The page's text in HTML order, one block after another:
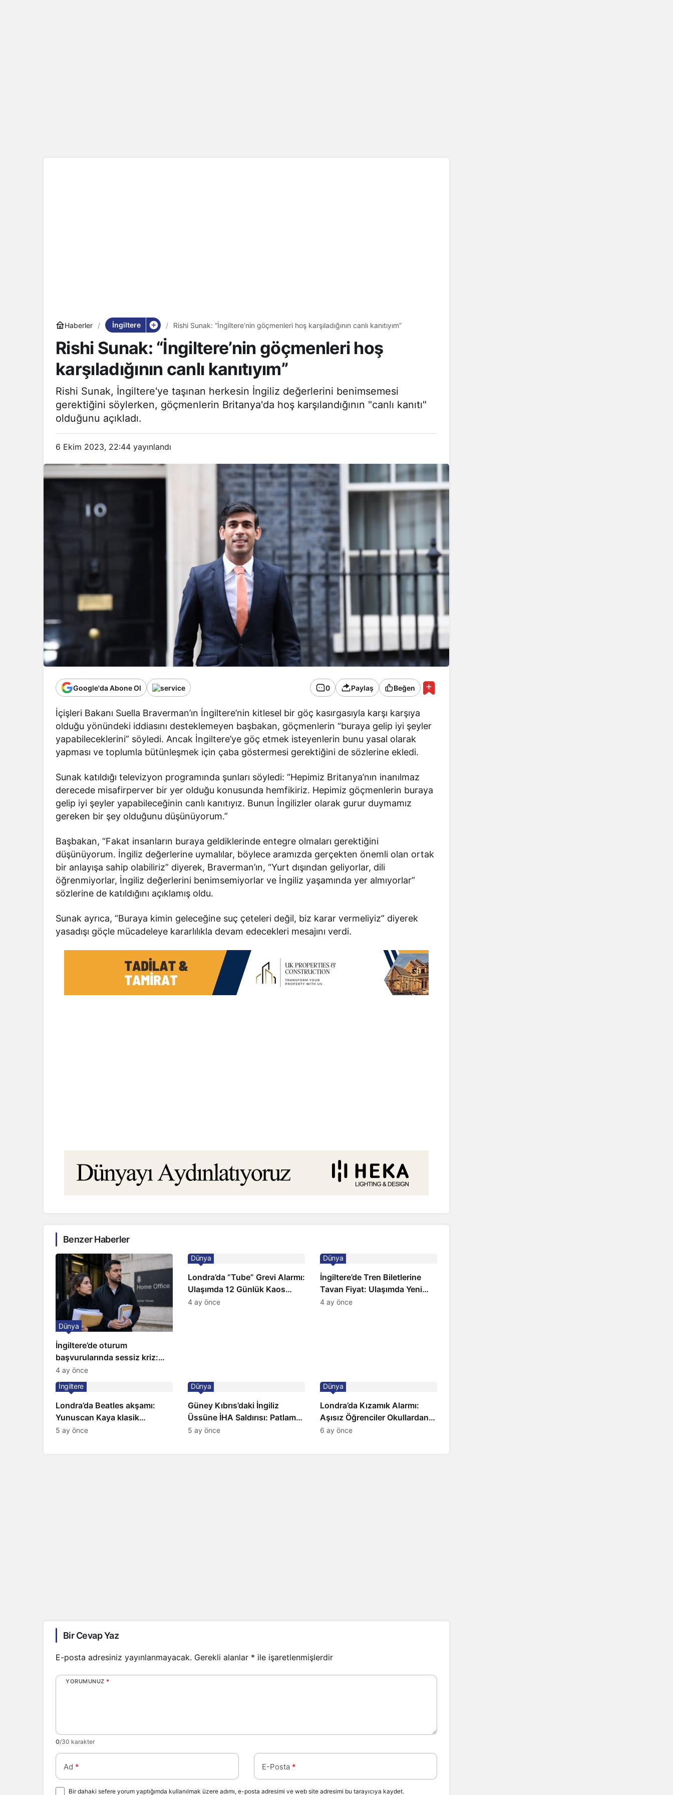
Haberler İngiltere Rishi Sunak: “İngiltere’nin göçmenleri hoş karşıladığının canlı kanıtıyım”
Rishi Sunak: “İngiltere’nin göçmenleri hoş
karşıladığının canlı kanıtıyım”
Rishi Sunak, İngiltere'ye taşınan herkesin İngiliz değerlerini benimsemesi
gerektiğini söylerken, göçmenlerin Britanya'da hoş karşılandığının "canlı kanıtı"
olduğunu açıkladı.
6 Ekim 2023, 22:44 yayınlandı
Google'da Abone Ol 0 Paylaş Beğen
İçişleri Bakanı Suella Braverman’ın İngiltere’nin kitlesel bir göç kasırgasıyla karşı karşıya
olduğu yönündeki iddiasını desteklemeyen başbakan, göçmenlerin “buraya gelip iyi şeyler
yapabileceklerini” söyledi. Ancak İngiltere’ye göç etmek isteyenlerin bunu yasal olarak
yapması ve toplumla bütünleşmek için çaba göstermesi gerektiğini de sözlerine ekledi.
Sunak katıldığı televizyon programında şunları söyledi: “Hepimiz Britanya’nın inanılmaz
derecede misafirperver bir yer olduğu konusunda hemfikiriz. Hepimiz göçmenlerin buraya
gelip iyi şeyler yapabileceğinin canlı kanıtıyız. Bunun İngilizler olarak gurur duymamız
gereken bir şey olduğunu düşünüyorum.”
Başbakan, “Fakat insanların buraya geldiklerinde entegre olmaları gerektiğini
düşünüyorum. İngiliz değerlerine uymalılar, böylece aramızda gerçekten önemli olan ortak
bir anlayışa sahip olabiliriz” diyerek, Braverman’ın, “Yurt dışından geliyorlar, dili
öğrenmiyorlar, İngiliz değerlerini benimsemiyorlar ve İngiliz yaşamında yer almıyorlar”
sözlerine de katıldığını açıklamış oldu.
Sunak ayrıca, “Buraya kimin geleceğine suç çeteleri değil, biz karar vermeliyiz” diyerek
yasadışı göçle mücadeleye kararlılıkla devam edecekleri mesajını verdi.
Benzer Haberler
İngiltere’de oturum
başvurularında sessiz kriz:
Büyükelçilikten açıklama!
Dünya
4 ay önce
Londra’da “Tube” Grevi Alarmı:
Ulaşımda 12 Günlük Kaos
Kapıda
Dünya
4 ay önce
İngiltere’de Tren Biletlerine
Tavan Fiyat: Ulaşımda Yeni
Düzenleme
Dünya
4 ay önce
Londra’da Beatles akşamı:
Yunuscan Kaya klasik
yorumuyla sahnede
İngiltere
5 ay önce
Güney Kıbrıs’daki İngiliz
Üssüne İHA Saldırısı: Patlama,
Sirenler ve Alarm Durumu
Dünya
5 ay önce
Londra’da Kızamık Alarmı:
Aşısız Öğrenciler Okullardan
Uzaklaştırılacak
Dünya
6 ay önce
Bir Cevap Yaz
E-posta adresiniz yayınlanmayacak. Gerekli alanlar * ile işaretlenmişlerdir
YORUMUNUZ *
0/30 karakter
Ad * E-Posta *
Bir dahaki sefere yorum yaptığımda kullanılmak üzere adımı, e-posta adresimi ve web site adresimi bu tarayıcıya kaydet.